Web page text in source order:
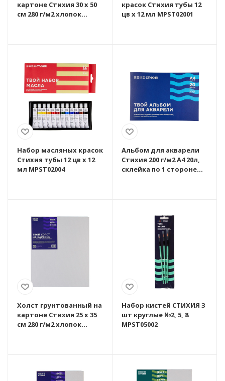
картоне Стихия 30 x 50
см 280 г/м2 хлопок
красок Стихия тубы 12
цв x 12 мл MPST02001
Набор масляных красок
Стихия тубы 12 цв x 12
мл MPST02004
Альбом для акварели
Стихия 200 г/м2 А4 20л,
склейка по 1 стороне
Холст грунтованный на
картоне Стихия 25 x 35
см 280 г/м2 хлопок
Набор кистей СТИХИЯ 3
шт круглые №2, 5, 8
MPST05002